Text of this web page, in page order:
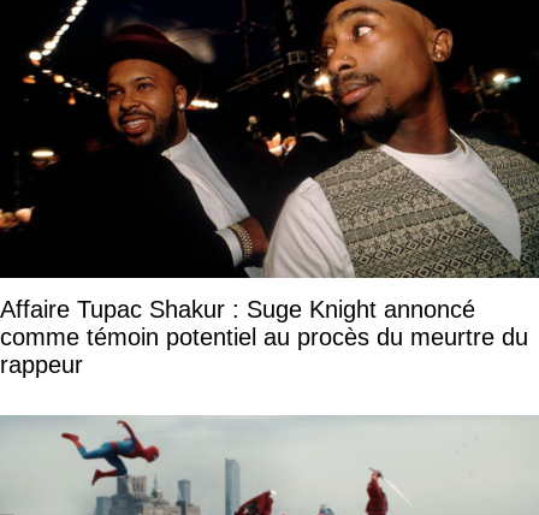
Affaire Tupac Shakur : Suge Knight annoncé
comme témoin potentiel au procès du meurtre du
rappeur